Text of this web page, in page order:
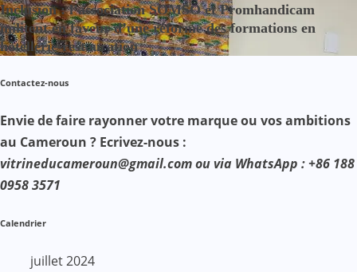
Inclusion : l’association SOMSO et Promhandicam
militent en faveur d’une réforme des formations en
hôtellerie-restauration
Contactez-nous
Envie de faire rayonner votre marque ou vos ambitions
au Cameroun ? Ecrivez-nous :
vitrineducameroun@gmail.com ou via WhatsApp : +86 188
0958 3571
Calendrier
juillet 2024